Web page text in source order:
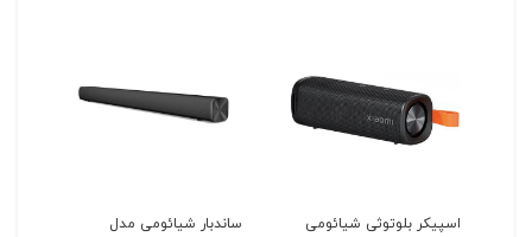
اسپیکر بلوتوثی شیائومی
ساندبار شیائومی مدل